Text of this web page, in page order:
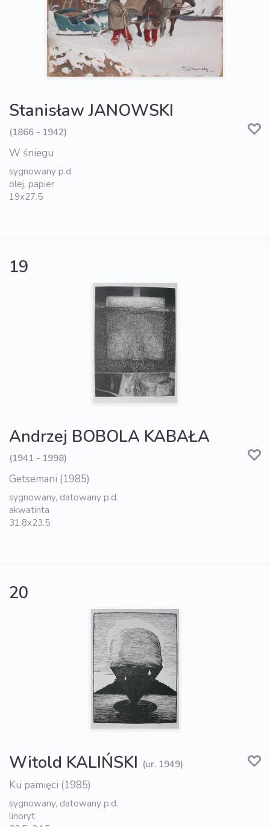
Stanisław JANOWSKI
(1866 - 1942)
W śniegu
sygnowany p.d.
olej, papier
19x27.5
19
Andrzej BOBOLA KABAŁA
(1941 - 1998)
Getsemani (1985)
sygnowany, datowany p.d.
akwatinta
31.8x23.5
20
Witold KALIŃSKI (ur. 1949)
Ku pamięci (1985)
sygnowany, datowany p.d.
linoryt